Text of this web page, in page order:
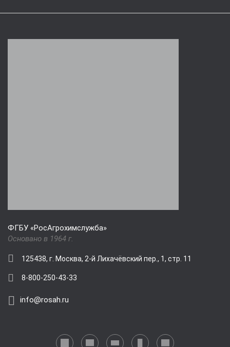
ФГБУ «РосАгрохимслужба»
Основано в 1964 г.
125438, г. Москва, 2-й Лихачёвский пер., 1, стр. 11
8-800-250-43-33
info@rosah.ru